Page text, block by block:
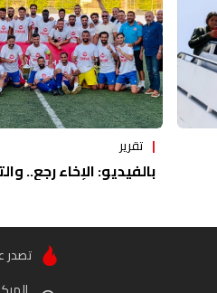
تقرير
بالفيديو: الإخاء رجع..
تصدر